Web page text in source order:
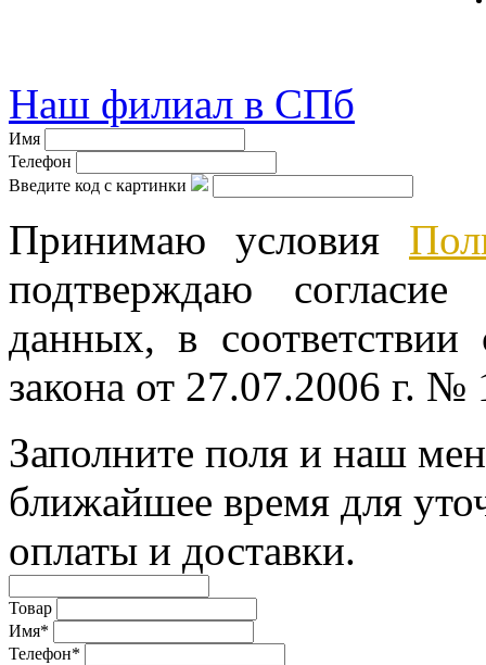
Наш филиал в СПб
Имя
Телефон
Введите код с картинки
Принимаю условия
подтверждаю
данных, в
закона от 27.07.2006 г.
Заполните поля и наш
ближайшее время для
оплаты и доставки.
Товар
Имя*
Телефон*